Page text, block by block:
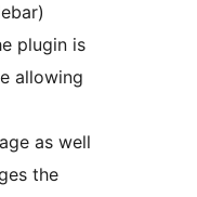
plugin is
allowing
as well
the